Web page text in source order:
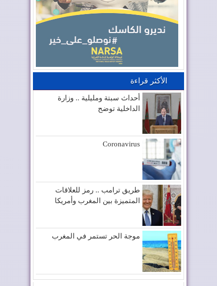
الأكثر قراءة
أحداث سبتة ومليلية .. وزارة
الداخلية توضح
Coronavirus
طريق ترامب .. رمز للعلاقات
المتميزة بين المغرب وأمريكا
موجة الحر تستمر في المغرب